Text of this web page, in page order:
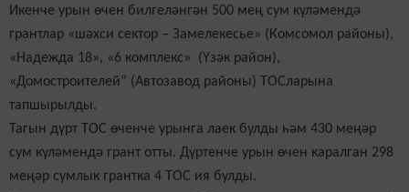
Икенче урын өчен билгеләнгән 500 мең сум күләмендә
грантлар «шәхси сектор – Замелекесье» (Комсомол районы),
«Надежда 18», «6 комплекс» (Үзәк район),
«Домостроителей” (Автозавод районы) ТОСларына
тапшырылды.
Тагын дүрт ТОС өченче урынга лаек булды һәм 430 меңәр
сум күләмендә грант отты. Дүртенче урын өчен каралган 298
меңәр сумлык грантка 4 ТОС ия булды.